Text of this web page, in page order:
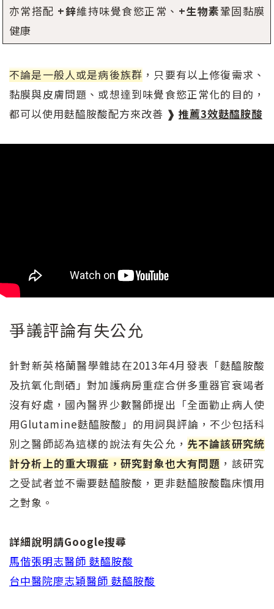
亦常搭配 +鋅維持味覺食慾正常、 +生物素鞏固黏膜
健康
不論是一般人或是病後族群 ，只要有以上修復需求、
黏膜與皮膚問題、或想達到味覺食慾正常化的目的，
都可以使用麩醯胺酸配方來改善 ❱ 推薦3效麩醯胺酸
爭議評論有失公允
針對新英格蘭醫學雜誌在2013年4月發表「麩醯胺酸
及抗氧化劑硒」對加護病房重症合併多重器官衰竭者
沒有好處，國內醫界少數醫師提出「全面勸止病人使
用Glutamine麩醯胺酸」的用詞與評論，不少包括科
別之醫師認為這樣的說法有失公允， 先不論該研究統
計分析上的重大瑕疵，研究對象也大有問題 ，該研究
之受試者並不需要麩醯胺酸，更非麩醯胺酸臨床慣用
之對象。
詳細說明請Google搜尋
馬偕張明志醫師 麩醯胺酸
台中醫院廖志穎醫師 麩醯胺酸